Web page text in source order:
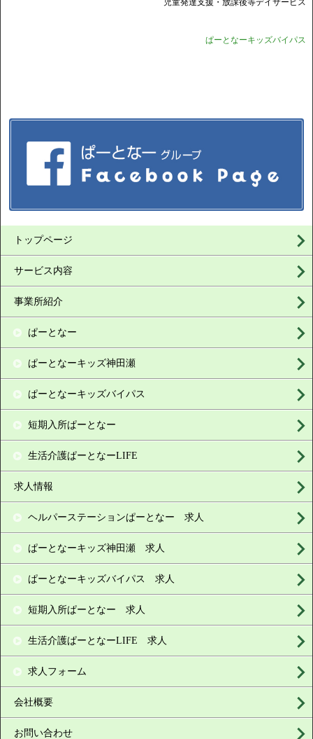
児童発達支援・放課後等デイサービス
ぱーとなーキッズバイパス
トップページ
サービス内容
事業所紹介
ぱーとなー
ぱーとなーキッズ神田瀬
ぱーとなーキッズバイパス
短期入所ぱーとなー
生活介護ぱーとなーLIFE
求人情報
ヘルパーステーションぱーとなー 求人
ぱーとなーキッズ神田瀬 求人
ぱーとなーキッズバイパス 求人
短期入所ぱーとなー 求人
生活介護ぱーとなーLIFE 求人
求人フォーム
会社概要
お問い合わせ